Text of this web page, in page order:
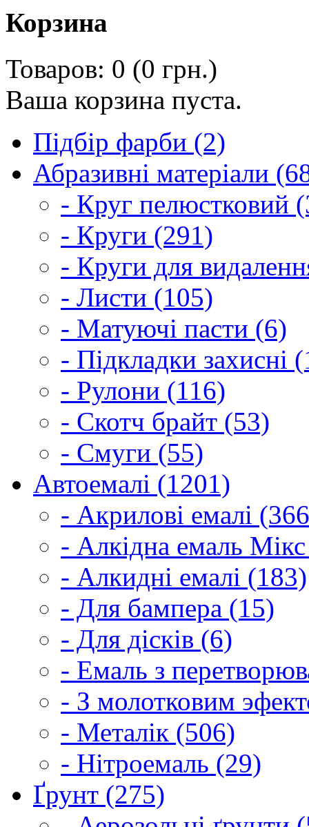
Корзина
Товаров: 0 (0 грн.)
Ваша корзина пуста.
Підбір фарби (2)
Абразивні матеріали
- Круг пелюстковий
- Круги (291)
- Круги для
- Листи (105)
- Матуючі пасти (6)
- Підкладки захисні
- Рулони (116)
- Скотч брайт (53)
- Смуги (55)
Автоемалі (1201)
- Акрилові емалі
- Алкідна емаль
- Алкидні емалі (183)
- Для бампера (15)
- Для дісків (6)
- Емаль з
- З молотковим
- Металік (506)
- Нітроемаль (29)
Ґрунт (275)